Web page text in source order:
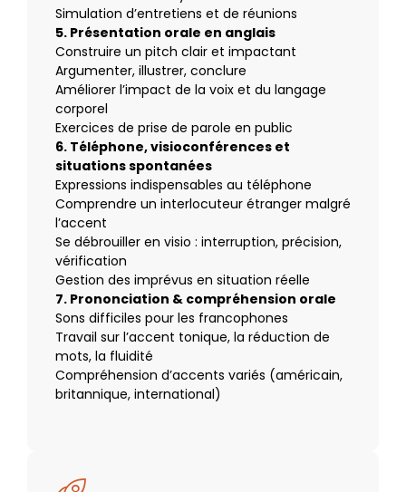
Simulation d’entretiens et de réunions
5. Présentation orale en anglais
Construire un pitch clair et impactant
Argumenter, illustrer, conclure
Améliorer l’impact de la voix et du langage
corporel
Exercices de prise de parole en public
6. Téléphone, visioconférences et
situations spontanées
Expressions indispensables au téléphone
Comprendre un interlocuteur étranger malgré
l’accent
Se débrouiller en visio : interruption, précision,
vérification
Gestion des imprévus en situation réelle
7. Prononciation & compréhension orale
Sons difficiles pour les francophones
Travail sur l’accent tonique, la réduction de
mots, la fluidité
Compréhension d’accents variés (américain,
britannique, international)